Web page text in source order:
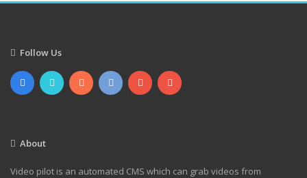
Follow Us
About
Video pilot is an automated CMS which can grab videos from